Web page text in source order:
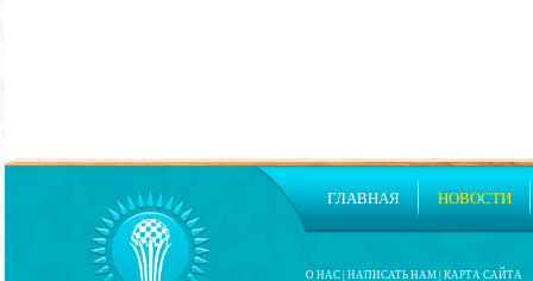
О НАС НАПИСАТЬ НАМ КАРТА САЙТА
ГЛАВНАЯ НОВОСТИ